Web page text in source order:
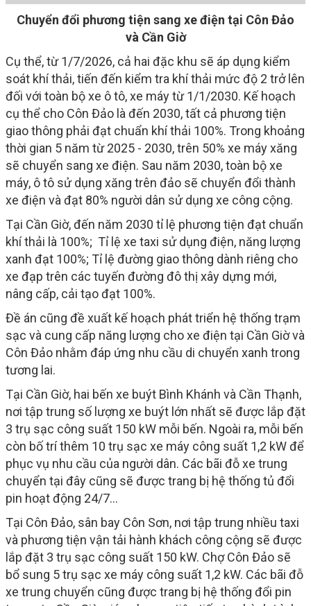
Chuyển đổi phương tiện sang xe điện tại Côn Đảo
và Cần Giờ
Cụ thể, từ 1/7/2026, cả hai đặc khu sẽ áp dụng kiểm
soát khí thải, tiến đến kiểm tra khí thải mức độ 2 trở lên
đối với toàn bộ xe ô tô, xe máy từ 1/1/2030. Kế hoạch
cụ thể cho Côn Đảo là đến 2030, tất cả phương tiện
giao thông phải đạt chuẩn khí thải 100%. Trong khoảng
thời gian 5 năm từ 2025 - 2030, trên 50% xe máy xăng
sẽ chuyển sang xe điện. Sau năm 2030, toàn bộ xe
máy, ô tô sử dụng xăng trên đảo sẽ chuyển đổi thành
xe điện và đạt 80% người dân sử dụng xe công cộng.
Tại Cần Giờ, đến năm 2030 tỉ lệ phương tiện đạt chuẩn
khí thải là 100%; Tỉ lệ xe taxi sử dụng điện, năng lượng
xanh đạt 100%; Tỉ lệ đường giao thông dành riêng cho
xe đạp trên các tuyến đường đô thị xây dựng mới,
nâng cấp, cải tạo đạt 100%.
Đề án cũng đề xuất kế hoạch phát triển hệ thống trạm
sạc và cung cấp năng lượng cho xe điện tại Cần Giờ và
Côn Đảo nhằm đáp ứng nhu cầu di chuyển xanh trong
tương lai.
Tại Cần Giờ, hai bến xe buýt Bình Khánh và Cần Thạnh,
nơi tập trung số lượng xe buýt lớn nhất sẽ được lắp đặt
3 trụ sạc công suất 150 kW mỗi bến. Ngoài ra, mỗi bến
còn bố trí thêm 10 trụ sạc xe máy công suất 1,2 kW để
phục vụ nhu cầu của người dân. Các bãi đỗ xe trung
chuyển tại đây cũng sẽ được trang bị hệ thống tủ đổi
pin hoạt động 24/7...
Tại Côn Đảo, sân bay Côn Sơn, nơi tập trung nhiều taxi
và phương tiện vận tải hành khách công cộng sẽ được
lắp đặt 3 trụ sạc công suất 150 kW. Chợ Côn Đảo sẽ
bổ sung 5 trụ sạc xe máy công suất 1,2 kW. Các bãi đỗ
xe trung chuyển cũng được trang bị hệ thống đổi pin